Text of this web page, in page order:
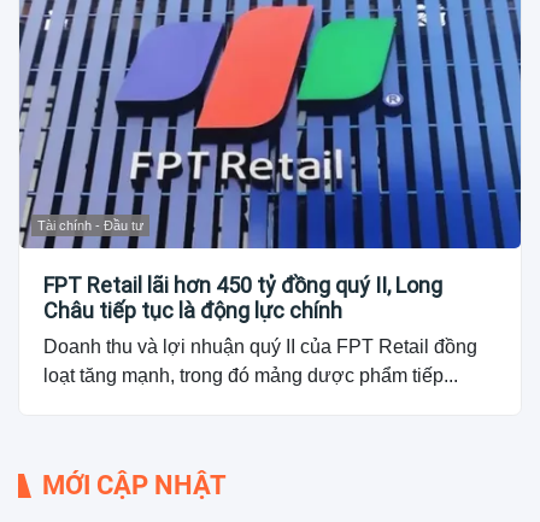
Tài chính - Đầu tư
FPT Retail lãi hơn 450 tỷ đồng quý II, Long
Châu tiếp tục là động lực chính
Doanh thu và lợi nhuận quý II của FPT Retail đồng
loạt tăng mạnh, trong đó mảng dược phẩm tiếp...
MỚI CẬP NHẬT